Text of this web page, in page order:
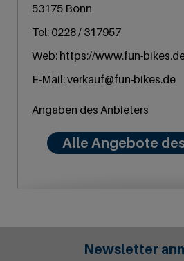
53175 Bonn
Tel: 0228 / 317957
Web: https://www.fun-
E-Mail:verkauf@fun-bikes.de
Angaben des Anbieters
Alle Angebote
Newsletter